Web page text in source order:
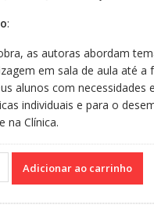
:
as autoras abordam
em sala de aula até
alunos com necessidades
individuais e para o
na Clínica.
Adicionar ao carrinho